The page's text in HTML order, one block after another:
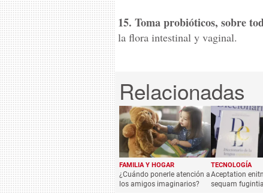
15. Toma probióticos, sobre
la flora intestinal y vaginal.
FAMILIA Y HOGAR
¿Cuándo ponerle atención a
los amigos imaginarios?
TECNOLOGÍA
Aceptation
sequam